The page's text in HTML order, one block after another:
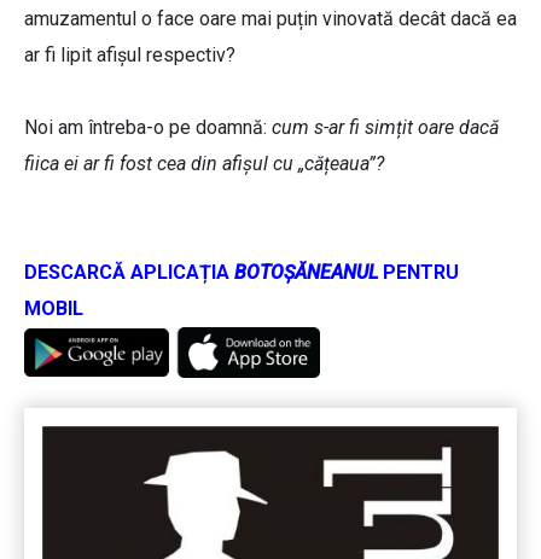
amuzamentul o face oare mai puțin vinovată decât dacă ea
ar fi lipit afișul respectiv?
Noi am întreba-o pe doamnă: cum s-ar fi simțit oare dacă
fiica ei ar fi fost cea din afișul cu „cățeaua”?
DESCARCĂ APLICAȚIA BOTOȘĂNEANUL PENTRU
MOBIL